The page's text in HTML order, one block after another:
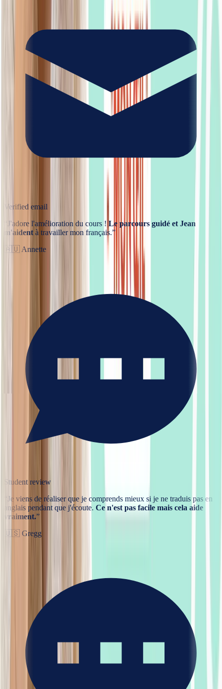
Verified email
J'adore l'amélioration du cours ! Le parcours guidé et Jean
m'aident à travailler mon français.”
🇦🇺 Annette
Student review
Je viens de réaliser que je comprends mieux si je ne traduis pas en
anglais pendant que j'écoute. Ce n'est pas facile mais cela aide
vraiment.”
🇺🇸 Gregg